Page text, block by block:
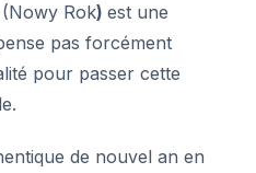
Rok) est une
pas forcément
pour passer cette
de nouvel an en